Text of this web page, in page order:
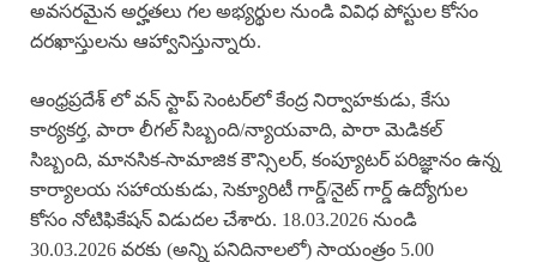
అవసరమైన అర్హతలు గల అభ్యర్థుల నుండి వివిధ పోస్టుల కోసం
దరఖాస్తులను ఆహ్వానిస్తున్నారు.
ఆంధ్రప్రదేశ్ లో వన్ స్టాప్ సెంటర్‌లో కేంద్ర నిర్వాహకుడు, కేసు
కార్యకర్త, పారా లీగల్ సిబ్బంది/న్యాయవాది, పారా మెడికల్
సిబ్బంది, మానసిక-సామాజిక కౌన్సిలర్, కంప్యూటర్ పరిజ్ఞానం ఉన్న
కార్యాలయ సహాయకుడు, సెక్యూరిటీ గార్డ్/నైట్ గార్డ్ ఉద్యోగుల
కోసం నోటిఫికేషన్ విడుదల చేశారు. 18.03.2026 నుండి
30.03.2026 వరకు (అన్ని పనిదినాలలో) సాయంత్రం 5.00